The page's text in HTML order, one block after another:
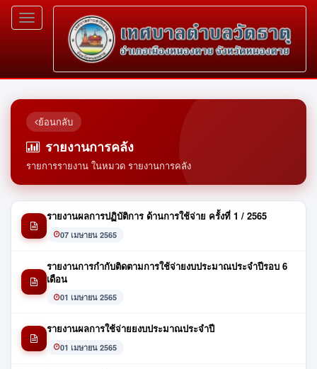
Toggle
navigation
ย้อนกลับ
รายงานการคลัง
รายการรายงาน ในหมวด รายงานการคลัง
รายงานผลการปฏิบัติการ ด้านการใช้จ่าย ครั้งที่ 1 / 2565
07 เมษายน 2565
รายงานการกำกับติดตามการใช้จ่ายงบประมาณประจำปีรอบ 6
เดือน
01 เมษายน 2565
รายงานผลการใช้จ่ายยงบประมาณประจำปี
01 เมษายน 2565